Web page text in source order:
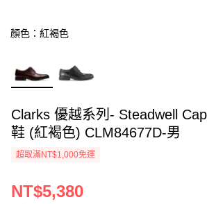
顏色：紅褐色
Clarks 優越系列- Steadwell
鞋 (紅褐色) CLM84677D-男
超取滿NT$1,000免運
NT$5,380